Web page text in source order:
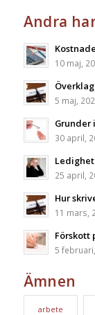
Andra
10 maj,
5 maj,
Grunder
30 april,
25 april,
Hur
11 mars,
Förskott
5
Ämnen
arbete